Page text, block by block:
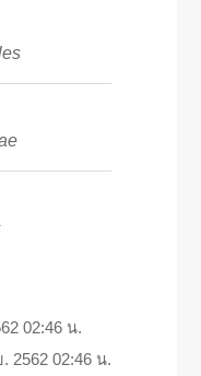
02:46 น.
2562 02:46 น.